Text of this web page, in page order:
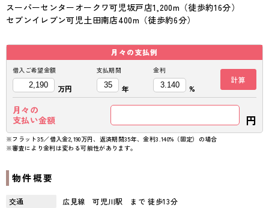
スーパーセンターオークワ可児坂戸店1,200m（徒歩約16分）
セブンイレブン可児土田南店400m（徒歩約6分）
月々の支払例
借入ご希望金額
万円
支払期間
年
金利
%
計算
月々の
支払い金額
円
※フラット35／借入金2,190万円、返済期間35年、金利3.140%（固定）の場合
※審査により金利は変わる可能性があります。
物件概要
交通
広見線 可児川駅 まで 徒歩13分